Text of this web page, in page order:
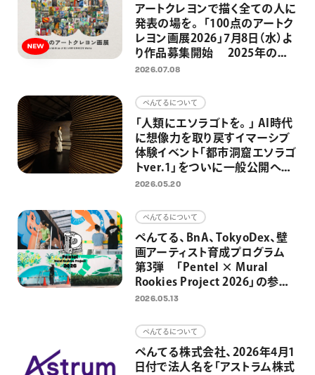
アートクレヨンで描く全ての人に
発表の場を。 「100点のアートク
レヨン画展2026」7月8日（水）よ
り作品募集開始 2025年の応
募総数約2300点、今年も応募作
OKUROJIで展示
2026.07.08
ぺんてるについて
「人類にエソラゴトを。」 AI時代
に想像力を取り戻すイマーシブ
体験イベント「都市洞窟エソラゴ
トver.1」をついに一般公開へ
大平貴之氏監修－先史時代の洞
比谷で
2026.05.20
ぺんてるについて
ぺんてる、BnA、TokyoDex、壁
画アーティスト育成プログラム
第3弾 「Pentel × Mural
Rookies Project 2026」の参加
者募集開始 東京・日本橋3カ
と人をアートでつなぎ、アートを
日常にするための取り組みとし
て
2026.05.13
ぺんてるについて
ぺんてる株式会社、2026年4月1
日付で法人名を「アストラム株式